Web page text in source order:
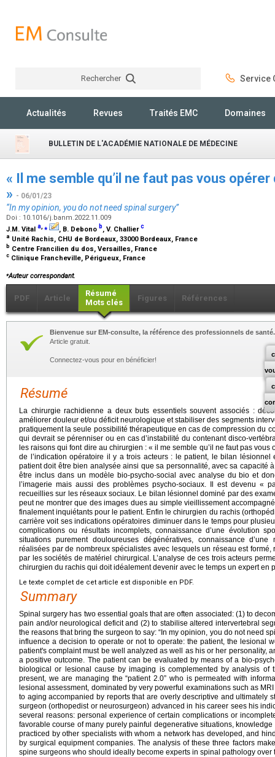
Rechercher Service
Actualités Revues Traités EMC Domaines
BULLETIN DE L'ACADÉMIE NATIONALE DE MÉDECINE
« Il me semble qu’il ne faut pas vous
» - 06/01/23
“In my opinion, you do not need spinal surgery”
Doi : 10.1016/j.banm.2022.11.009
J.M. Vital a,⁎ , B. Debono b, V. Challierc
a Unité Rachis, CHU de Bordeaux, 33000 Bordeaux, France
b Centre Francilien du dos, Versailles, France
c Clinique Francheville, Périgueux, France
⁎Auteur correspondant.
PDF Article
Résumé
Mots clés
Figures Références
Bienvenue sur EM-consulte, la référence des professionnels de santé.
Article gratuit.
Connectez-vous pour en bénéficier!
Résumé
La chirurgie rachidienne a deux buts essentiels souvent associés :
améliorer douleur et/ou déficit neurologique et stabiliser des segments
pratiquement la seule possibilité thérapeutique en cas de compression du
qui devrait se pérenniser ou en cas d’instabilité du contenant disco-
les raisons qui font dire au chirurgien : « il me semble qu’il ne faut pas
de l’indication opératoire il y a trois acteurs : le patient, le bilan
patient doit être bien analysée ainsi que sa personnalité, avec sa capacité
être inclus dans un modèle bio-psycho-social avec analyse du bio et
l’imagerie mais aussi des problèmes psycho-sociaux. Il est devenu «
recueillies sur les réseaux sociaux. Le bilan lésionnel dominé par des
peut ne montrer que des images dues au simple vieillissement
finalement inquiétants pour le patient. Enfin le chirurgien du rachis
carrière voit ses indications opératoires diminuer dans le temps pour
complications ou résultats incomplets, connaissance d’une évolution
situations purement douloureuses dégénératives, connaissance d’une
réalisées par de nombreux spécialistes avec lesquels un réseau est
par les sociétés de matériel chirurgical. L’analyse de ces trois acteurs
chirurgien du rachis qui doit idéalement devenir avec le temps un expert en
Le texte complet de cet article est disponible en PDF.
Summary
Spinal surgery has two essential goals that are often associated: (1) to
pain and/or neurological deficit and (2) to stabilise altered intervertebral
the reasons that bring the surgeon to say: “In my opinion, you do not need
influence a decision to operate or not to operate: the patient, the lesional
patient's complaint must be well analyzed as well as his or her personality,
a positive outcome. The patient can be evaluated by means of a bio-
biological or lesional cause by imaging is complemented by analysis of
present, we are managing the “patient 2.0” who is permeated with
lesional assessment, dominated by very powerful examinations such as
to aging accompanied by reports that are overly descriptive and ultimately
surgeon (orthopedist or neurosurgeon) advanced in his career sees his
several reasons: personal experience of certain complications or
favorable course of many purely painful degenerative situations,
practiced by other specialists with whom a network has developed, and
by surgical equipment companies. The analysis of these three factors
spine surgeons who should ideally become experts in spinal pathology over